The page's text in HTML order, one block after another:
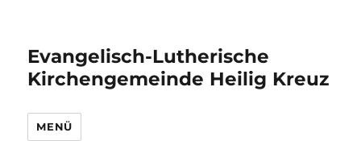
Evangelisch-Lutherische
Kirchengemeinde Heilig Kreuz
MENÜ